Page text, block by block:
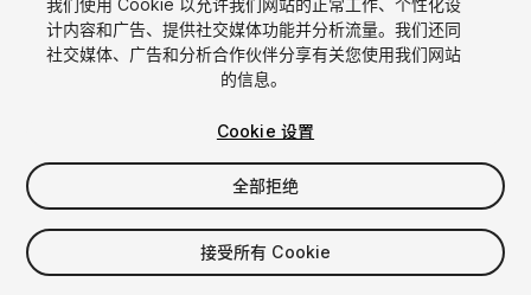
$9
增值税将在结算时计算
我们使用 Cookie 以允许我们网站的正常工作、个性化设
计内容和广告、提供社交媒体功能并分析流量。我们还同
社交媒体、广告和分析合作伙伴分享有关您使用我们网站
的信息。
Cookie 设置
全部拒绝
接受所有 Cookie